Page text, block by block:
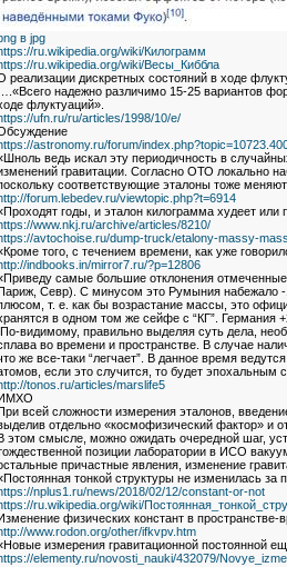
в jpg
ru.wikipedia.org/wiki/Килограмм
ru.wikipedia.org/wiki/Весы_Киббла
реализации дискретных состояний в ходе
….«Всего надежно различимо 15-25 вариантов
флуктуаций».
ufn.ru/ru/articles/1998/10/e/
astronomy.ru/forum/
ведь искал эту периодичность в
гравитации. Согласно ОТО локально
соответствующие эталоны тоже
forum.lebedev.ru/viewtopic.php?t=6914
годы, и эталон килограмма худеет или
www.nkj.ru/archive/articles/8210/
avtochoise.ru/dump-truck/etalony-massy-
того, с течением времени, как уже
indbooks.in/mirror7.ru/?p=12806
самые большие отклонения
Париж, Севр). С минусом это Румыния набежало
т. е. как бы возрастание массы, это
в одном том же сейфе с “КГ”.
По-видимому, правильно выделяя суть дела,
во времени и пространстве. В случае
же все-таки “легчает”. В данное время
если это случится, то будет эпохальным
tonos.ru/articles/marslife5
ИМХО
При всей сложности измерения эталонов,
отдельно «космофизический фактор» и
В этом смысле, можно ожидать очередной шаг,
позиции лаборатории в ИСО
причастные явления, изменение
тонкой структуры не изменилась за
nplus1.ru/news/2018/02/12/constant-or-not
ru.wikipedia.org/wiki/
Изменение физических констант в пространстве-
www.rodon.org/other/ifkvpv.htm
измерения гравитационной постоянной
elementy.ru/novosti_nauki/432079/